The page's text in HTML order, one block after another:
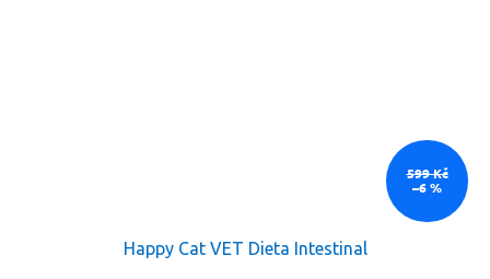
599 Kč
–6 %
Happy Cat VET Dieta Intestinal